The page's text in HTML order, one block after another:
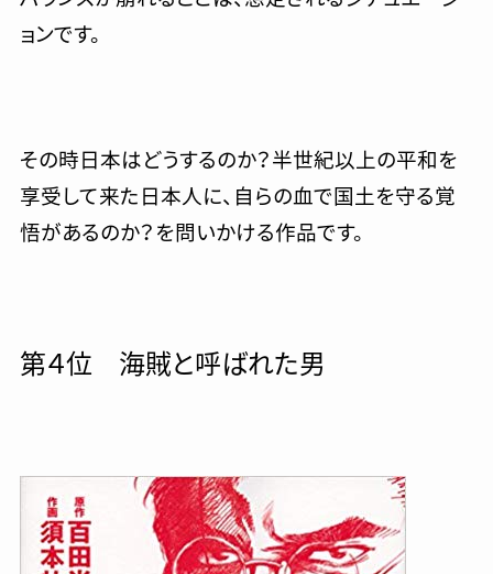
ョンです。
その時日本はどうするのか？半世紀以上の平和を
享受して来た日本人に、自らの血で国土を守る覚
悟があるのか？を問いかける作品です。
第４位 海賊と呼ばれた男